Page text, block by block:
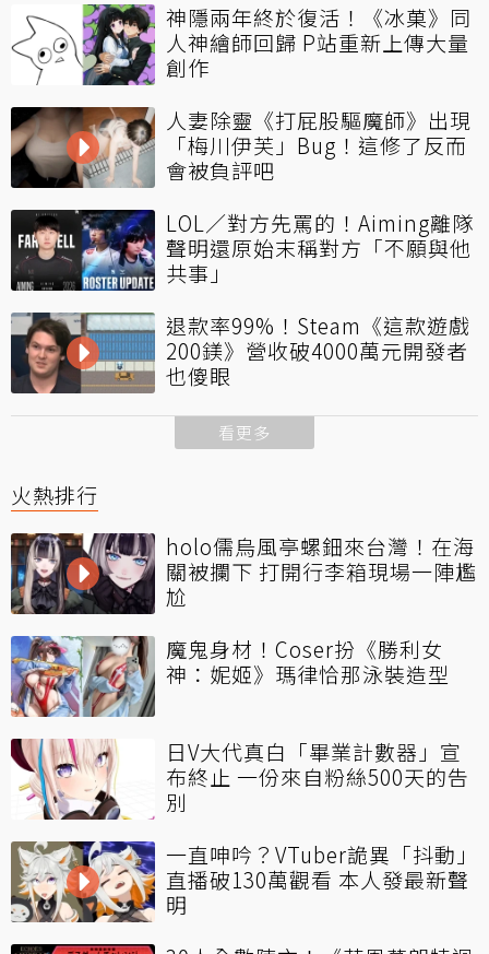
神隱兩年終於復活！《冰菓》同
人神繪師回歸 P站重新上傳大量
創作
人妻除靈《打屁股驅魔師》出現
「梅川伊芙」Bug！這修了反而
會被負評吧
LOL／對方先罵的！Aiming離隊
聲明還原始末稱對方「不願與他
共事」
退款率99%！Steam《這款遊戲
200鎂》營收破4000萬元開發者
也傻眼
看更多
火熱排行
holo儒烏風亭螺鈿來台灣！在海
關被攔下 打開行李箱現場一陣尷
尬
魔鬼身材！Coser扮《勝利女
神：妮姬》瑪律恰那泳裝造型
日V大代真白「畢業計數器」宣
布終止 一份來自粉絲500天的告
別
一直呻吟？VTuber詭異「抖動」
直播破130萬觀看 本人發最新聲
明